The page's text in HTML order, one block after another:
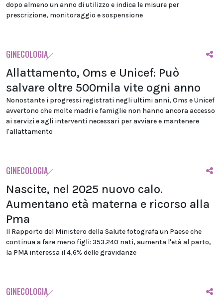
dopo almeno un anno di utilizzo e indica le misure per
prescrizione, monitoraggio e sospensione
GINECOLOGIA
Allattamento, Oms e Unicef: Può
salvare oltre 500mila vite ogni anno
Nonostante i progressi registrati negli ultimi anni, Oms e Unicef
avvertono che molte madri e famiglie non hanno ancora accesso
ai servizi e agli interventi necessari per avviare e mantenere
l'allattamento
GINECOLOGIA
Nascite, nel 2025 nuovo calo.
Aumentano età materna e ricorso alla
Pma
Il Rapporto del Ministero della Salute fotografa un Paese che
continua a fare meno figli: 353.240 nati, aumenta l'età al parto,
la PMA interessa il 4,6% delle gravidanze
GINECOLOGIA